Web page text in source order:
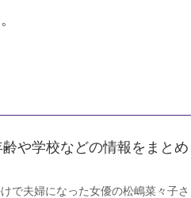
や学校などの情報をまとめ
で夫婦になった女優の松嶋菜々子さ